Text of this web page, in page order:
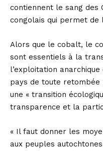
contiennent le sang des
congolais qui permet de
Alors que le cobalt, le
sont essentiels à la
l’exploitation
pays de toute retombée
une « transition
transparence et la
« Il faut donner les
aux peuples